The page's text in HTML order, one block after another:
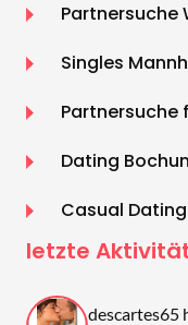
Partnersuche
Singles
Partnersuche
Dating
Casual
letzte
descartes65